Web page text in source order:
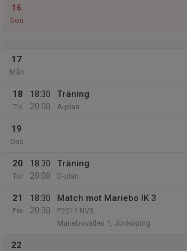
16
Sön
17
Mån
18
Tis
18:30
20:00
Träning
A-plan
19
Ons
20
Tor
18:30
20:00
Träning
D-plan
21
Fre
18:30
20:30
Match mot Mariebo IK 3
P2011 NV3
Mariebovallen 1, Jönköping
22